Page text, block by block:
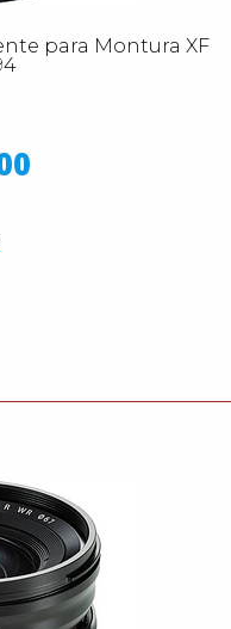
para Montura XF